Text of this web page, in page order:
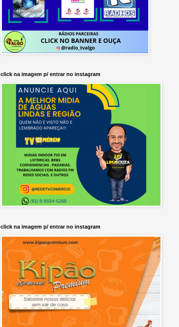
click na imagem p/ entrar no instagram
click na imagem p/ entrar no instagram